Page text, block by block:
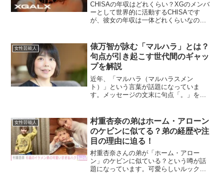
CHISAの年収はどれくらい？XGのメンバ
ーとして世界的に活動するCHISAです
が、彼女の年収は一体どれくらいなので
これは、彼女の音楽活動やメディア出
演、フ...
女性芸能人
俵万智が詠む「マルハラ」とは？
句点が引き起こす世代間のギャッ
プを解説
近年、「マルハラ（マルハラスメン
ト）」という言葉が話題になっていま
す。メッセージの文末に句点「。」を付
んがこの現象について短歌を詠み、SNS
上で大きな反響を呼びました。...
女性芸能人
村重杏奈の弟はホーム・アローン
のケビンに似てる？弟の経歴や注
目の理由に迫る！
村重杏奈さんの弟が「ホーム・アロー
ン」のケビンに似ている？という噂が話
題になっています。可愛らしいルックス